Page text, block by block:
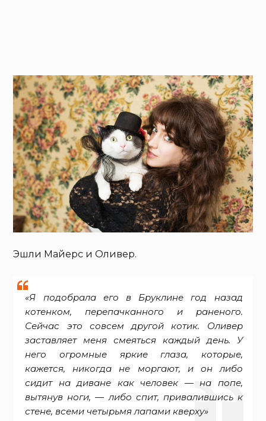
Эшли Майерс и Оливер.
«Я подобрала его в Бруклине год назад
котенком, перепачканного и раненого.
Сейчас это совсем другой котик. Оливер
заставляет меня смеяться каждый день. У
него огромные яркие глаза, которые,
кажется, никогда не моргают, и он либо
сидит на диване как человек — на попе,
вытянув ноги, — либо спит, привалившись к
стене, всеми четырьмя лапами кверху»